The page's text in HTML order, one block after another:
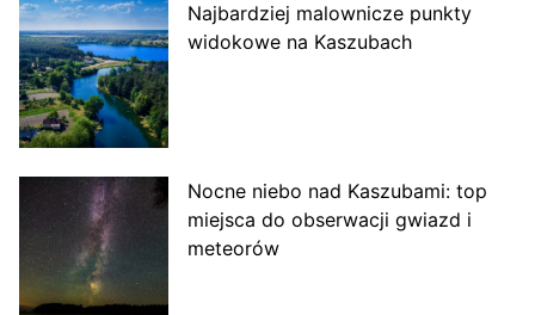
Najbardziej malownicze punkty
widokowe na Kaszubach
Nocne niebo nad Kaszubami: top
miejsca do obserwacji gwiazd i
meteorów